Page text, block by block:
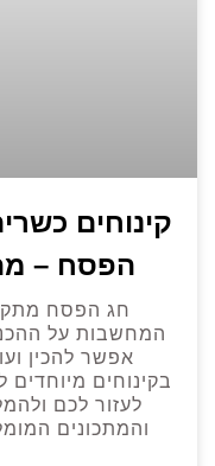
קינוחים
הפסח –
חג הפסח
המחשבות על
אפשר להכין
בקינוחים
לעזור לכם
והמתכונים